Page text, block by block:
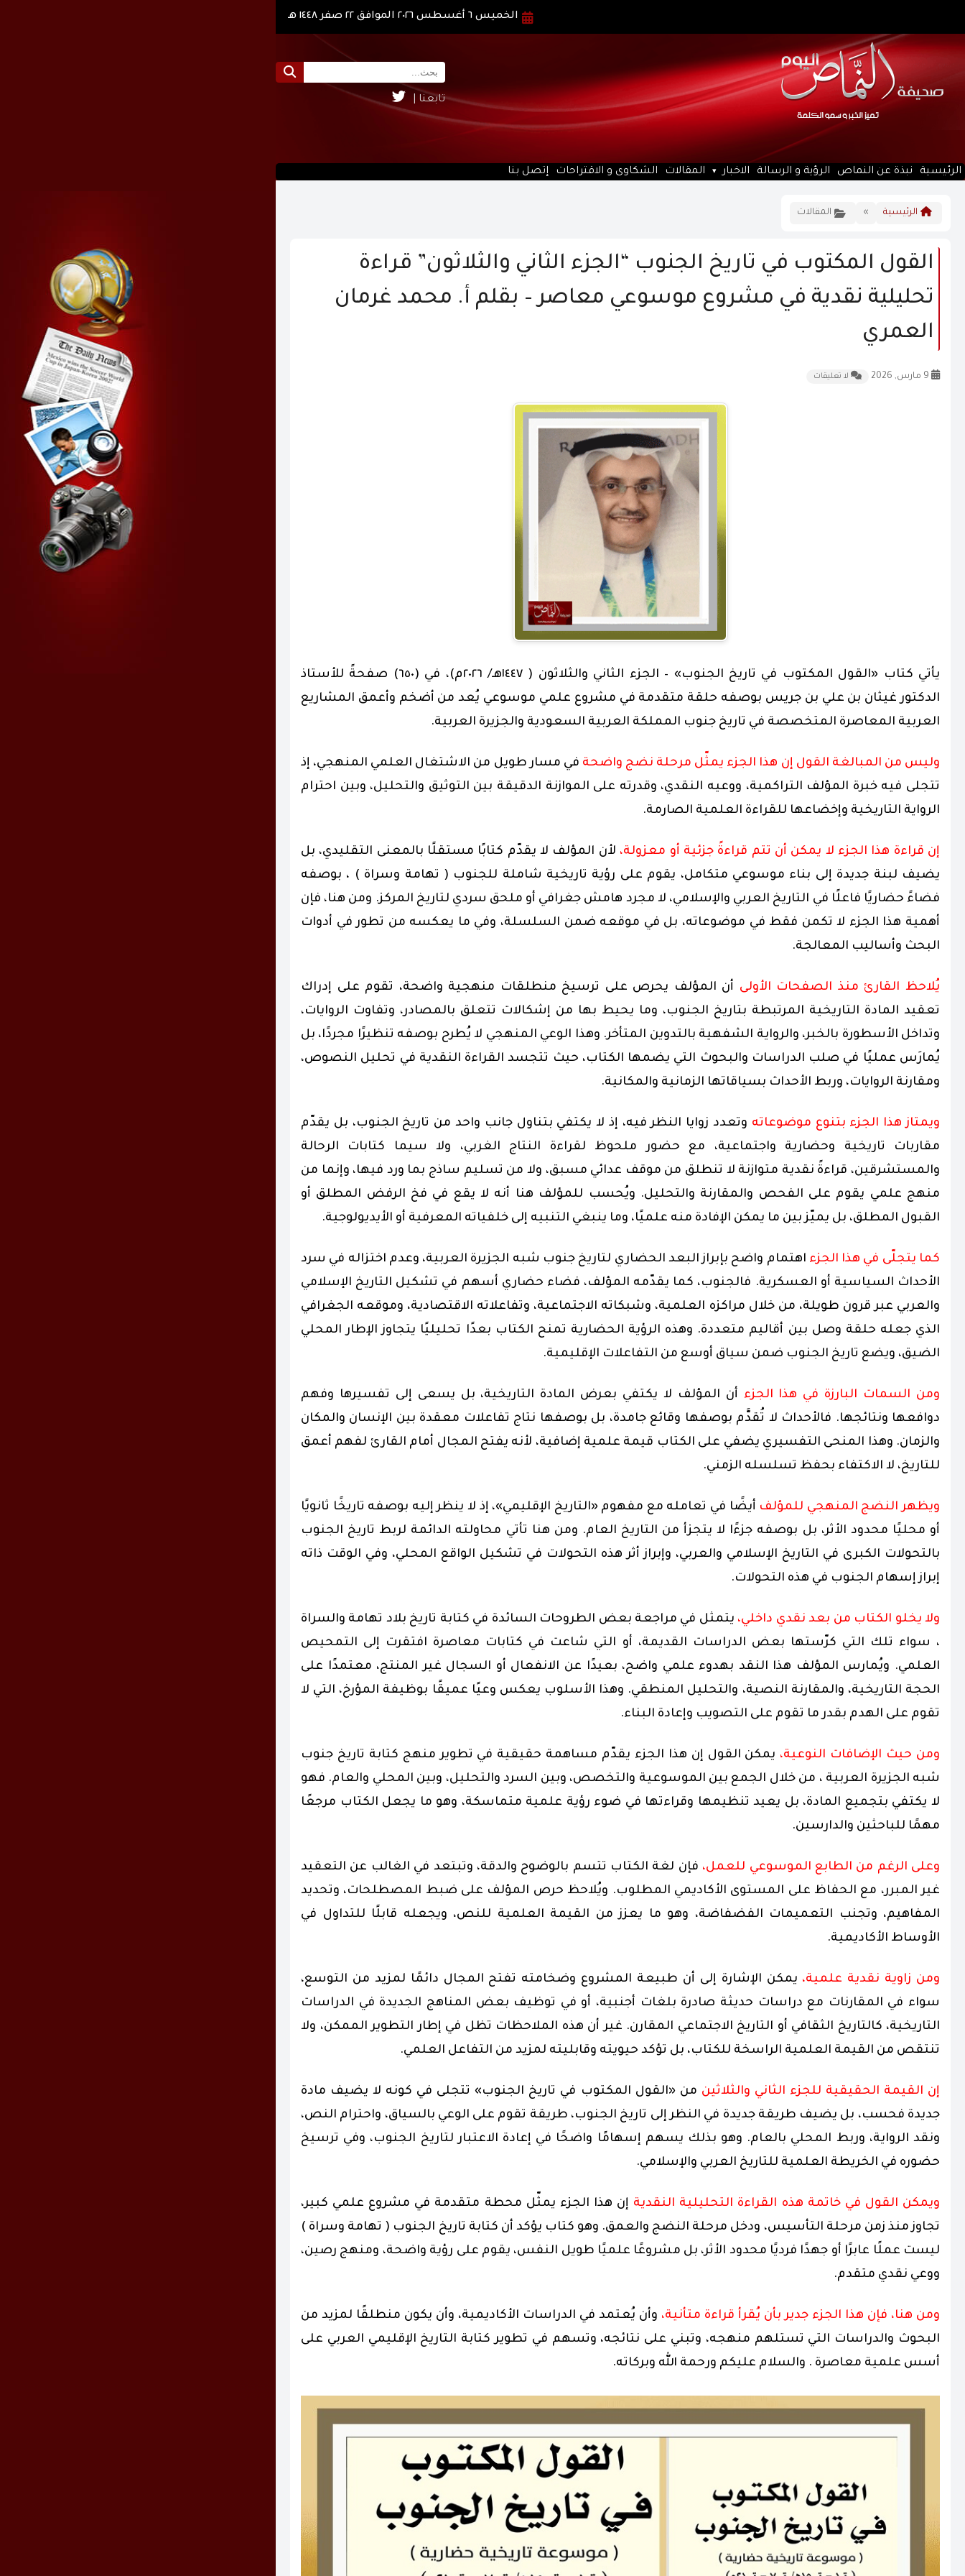
الخميس ٦ أغسطس ٢٠٢٦ الموافق ٢٢ صفر ١٤٤٨ هـ
تابعنا |
الرئيسية نبذة عن النماص الرؤية و الرسالة الاخبار المقالات الشكاوى و الاقتراحات إتصل بنا
الرئيسية » المقالات
القول المكتوب في تاريخ الجنوب “الجزء الثاني والثلاثون” قراءة
تحليلية نقدية في مشروع موسوعي معاصر – بقلم أ. محمد غرمان
العمري
لا تعليقات
يأتي كتاب «القول المكتوب في تاريخ الجنوب» – الجزء الثاني والثلاثون ( ١٤٤٧هـ/ ٢٠٢٦م)، في (٦٥٠) صفحةً للأستاذ
الدكتور غيثان بن علي بنجريس بوصفه حلقة متقدمة في مشروع علمي موسوعي يُعد من أضخم وأعمق المشاريع
العربية المعاصرة المتخصصة في تاريخ جنوب المملكة العربية السعودية والجزيرة العربية.
وليس من المبالغة القول إن هذا الجزء يمثّل مرحلة نضج واضحة في مسار طويل من الاشتغال العلمي المنهجي، إذ
تتجلى فيه خبرة المؤلف التراكمية، ووعيه النقدي، وقدرته على الموازنة الدقيقة بين التوثيق والتحليل، وبين احترام
الرواية التاريخية وإخضاعها للقراءة العلمية الصارمة.
إن قراءة هذا الجزء لا يمكن أن تتم قراءةً جزئية أو معزولة، لأن المؤلف لا يقدّم كتابًا مستقلًا بالمعنى التقليدي، بل
يضيف لبنة جديدة إلى بناء موسوعي متكامل، يقوم على رؤية تاريخية شاملة للجنوب ( تهامة وسراة ) ، بوصفه
فضاءً حضاريًا فاعلًا في التاريخ العربي والإسلامي، لا مجرد هامش جغرافي أو ملحق سردي لتاريخ المركز. ومن هنا، فإن
أهمية هذا الجزء لا تكمن فقط في موضوعاته، بل في موقعه ضمن السلسلة، وفي ما يعكسه من تطور في أدوات
البحث وأساليب المعالجة.
يُلاحظ القارئ منذ الصفحات الأولى أن المؤلف يحرص على ترسيخ منطلقات منهجية واضحة، تقوم على إدراك
تعقيد المادة التاريخية المرتبطة بتاريخ الجنوب، وما يحيط بها من إشكالات تتعلق بالمصادر، وتفاوت الروايات،
وتداخل الأسطورة بالخبر، والرواية الشفهية بالتدوين المتأخر. وهذا الوعي المنهجي لا يُطرح بوصفه تنظيرًا مجردًا، بل
يُمارَس عمليًا في صلب الدراسات والبحوث التي يضمها الكتاب، حيث تتجسد القراءة النقدية في تحليل النصوص،
ومقارنة الروايات، وربط الأحداث بسياقاتها الزمانية والمكانية.
ويمتاز هذا الجزء بتنوع موضوعاته وتعدد زوايا النظر فيه، إذ لا يكتفي بتناول جانب واحد من تاريخ الجنوب، بل يقدّم
مقاربات تاريخية وحضارية واجتماعية، مع حضور ملحوظ لقراءة النتاج الغربي، ولا سيما كتابات الرحالة
والمستشرقين، قراءةً نقدية متوازنة لا تنطلق من موقف عدائي مسبق، ولا من تسليم ساذج بما ورد فيها، وإنما من
منهج علمي يقوم على الفحص والمقارنة والتحليل. ويُحسب للمؤلف هنا أنه لا يقع في فخ الرفض المطلق أو
القبول المطلق، بل يميّز بين ما يمكن الإفادة منه علميًا، وما ينبغي التنبيه إلى خلفياته المعرفية أو الأيديولوجية.
كما يتجلّى في هذا الجزء اهتمام واضح بإبراز البعد الحضاري لتاريخ جنوب شبه الجزيرة العربية، وعدم اختزاله في سرد
الأحداث السياسية أو العسكرية. فالجنوب، كما يقدّمه المؤلف، فضاء حضاري أسهم في تشكيل التاريخ الإسلامي
والعربي عبر قرون طويلة، من خلال مراكزه العلمية، وشبكاته الاجتماعية، وتفاعلاته الاقتصادية، وموقعه الجغرافي
الذي جعله حلقة وصل بين أقاليم متعددة. وهذه الرؤية الحضارية تمنح الكتاب بعدًا تحليليًا يتجاوز الإطار المحلي
الضيق، ويضع تاريخ الجنوب ضمن سياق أوسع من التفاعلات الإقليمية.
ومن السمات البارزة في هذا الجزء أن المؤلف لا يكتفي بعرض المادة التاريخية، بل يسعى إلى تفسيرها وفهم
دوافعها ونتائجها. فالأحداث لا تُقدَّم بوصفها وقائع جامدة، بل بوصفها نتاج تفاعلات معقدة بين الإنسان والمكان
والزمان. وهذا المنحى التفسيري يضفي على الكتاب قيمة علمية إضافية، لأنه يفتح المجال أمام القارئ لفهم أعمق
للتاريخ، لا الاكتفاء بحفظ تسلسله الزمني.
ويظهر النضج المنهجي للمؤلف أيضًا في تعامله مع مفهوم «التاريخ الإقليمي»، إذ لا ينظر إليه بوصفه تاريخًا ثانويًا
أو محليًا محدود الأثر، بل بوصفه جزءًا لا يتجزأ من التاريخ العام. ومن هنا تأتي محاولته الدائمة لربط تاريخ الجنوب
بالتحولات الكبرى في التاريخ الإسلامي والعربي، وإبراز أثر هذه التحولات في تشكيل الواقع المحلي، وفي الوقت ذاته
إبراز إسهام الجنوب في هذه التحولات.
ولا يخلو الكتاب من بعد نقدي داخلي، يتمثل في مراجعة بعض الطروحات السائدة في كتابة تاريخ بلاد تهامة والسراة
، سواء تلك التي كرّستها بعض الدراسات القديمة، أو التي شاعت في كتابات معاصرة افتقرت إلى التمحيص
العلمي. ويُمارس المؤلف هذا النقد بهدوء علمي واضح، بعيدًا عن الانفعال أو السجال غير المنتج، معتمدًا على
الحجة التاريخية، والمقارنة النصية، والتحليل المنطقي. وهذا الأسلوب يعكس وعيًا عميقًا بوظيفة المؤرخ، التي لا
تقوم على الهدم بقدر ما تقوم على التصويب وإعادة البناء.
ومن حيث الإضافات النوعية، يمكن القول إن هذا الجزء يقدّم مساهمة حقيقية في تطوير منهج كتابة تاريخ جنوب
شبه الجزيرة العربية ، من خلال الجمع بين الموسوعية والتخصص، وبين السرد والتحليل، وبين المحلي والعام. فهو
لا يكتفي بتجميع المادة، بل يعيد تنظيمها وقراءتها في ضوء رؤية علمية متماسكة، وهو ما يجعل الكتاب مرجعًا
مهمًا للباحثين والدارسين.
وعلى الرغم من الطابع الموسوعي للعمل، فإن لغة الكتاب تتسم بالوضوح والدقة، وتبتعد في الغالب عن التعقيد
غير المبرر، مع الحفاظ على المستوى الأكاديمي المطلوب. ويُلاحظ حرص المؤلف على ضبط المصطلحات، وتحديد
المفاهيم، وتجنب التعميمات الفضفاضة، وهو ما يعزز من القيمة العلمية للنص، ويجعله قابلًا للتداول في
الأوساط الأكاديمية.
ومن زاوية نقدية علمية، يمكن الإشارة إلى أن طبيعة المشروع وضخامته تفتح المجال دائمًا لمزيد من التوسع،
سواء في المقارنات مع دراسات حديثة صادرة بلغات أجنبية، أو في توظيف بعض المناهج الجديدة في الدراسات
التاريخية، كالتاريخ الثقافي أو التاريخ الاجتماعي المقارن. غير أن هذه الملاحظات تظل في إطار التطوير الممكن، ولا
تنتقص من القيمة العلمية الراسخة للكتاب، بل تؤكد حيويته وقابليته لمزيد من التفاعل العلمي.
إن القيمة الحقيقية للجزء الثاني والثلاثين من «القول المكتوب في تاريخ الجنوب» تتجلى في كونه لا يضيف مادة
جديدة فحسب، بل يضيف طريقة جديدة في النظر إلى تاريخ الجنوب، طريقة تقوم على الوعي بالسياق، واحترام النص،
ونقد الرواية، وربط المحلي بالعام. وهو بذلك يسهم إسهامًا واضحًا في إعادة الاعتبار لتاريخ الجنوب، وفي ترسيخ
حضوره في الخريطة العلمية للتاريخ العربي والإسلامي.
ويمكن القول في خاتمة هذه القراءة التحليلية النقدية إن هذا الجزء يمثّل محطة متقدمة في مشروع علمي كبير،
تجاوز منذ زمن مرحلة التأسيس، ودخل مرحلة النضج والعمق. وهو كتاب يؤكد أن كتابة تاريخ الجنوب ( تهامة وسراة )
ليست عملًا عابرًا أو جهدًا فرديًا محدود الأثر، بل مشروعًا علميًا طويل النفس، يقوم على رؤية واضحة، ومنهج رصين،
ووعي نقدي متقدم.
ومن هنا، فإن هذا الجزء جدير بأن يُقرأ قراءة متأنية، وأن يُعتمد في الدراسات الأكاديمية، وأن يكون منطلقًا لمزيد من
البحوث والدراسات التي تستلهم منهجه، وتبني على نتائجه، وتسهم في تطوير كتابة التاريخ الإقليمي العربي على
أسس علمية معاصرة . والسلام عليكم ورحمة الله وبركاته.